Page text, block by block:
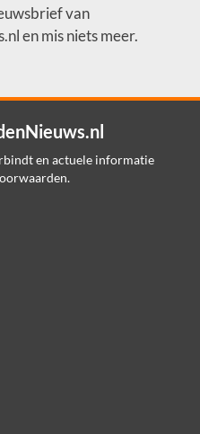
van
en mis niets meer.
en actuele informatie